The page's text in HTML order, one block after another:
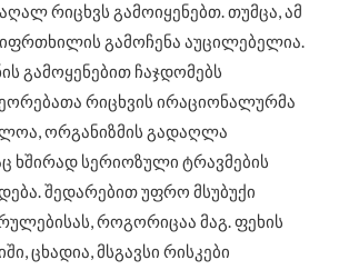
რიცხვს გამოიყენებთ. თუმცა, ამ
გამოჩენა აუცილებელია.
გამოყენებით ჩაჯდომებს
რიცხვის ირაციონალურმა
ორგანიზმის გადაღლა
ხშირად სერიოზული ტრავმების
შედარებით უფრო მსუბუქი
როგორიცაა მაგ. ფეხის
ცხადია, მსგავსი რისკები